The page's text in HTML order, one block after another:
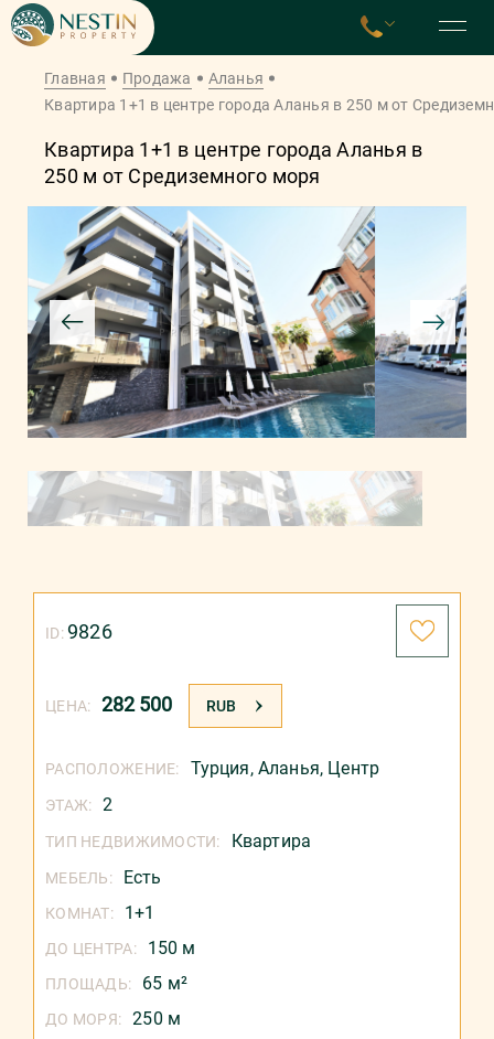
Главная Продажа
Аланья
Квартира 1+1 в центре города Аланья в 250 м от
Квартира 1+1 в центре города Аланья в
250 м от Средиземного моря
ЦЕНА: 282 500 RUB
ID:9826
РАСПОЛОЖЕНИЕ: Турция, Аланья, Центр
ЭТАЖ: 2
ТИП НЕДВИЖИМОСТИ: Квартира
МЕБЕЛЬ: Есть
КОМНАТ: 1+1
ДО ЦЕНТРА: 150 м
ПЛОЩАДЬ: 65 м²
ДО МОРЯ: 250 м